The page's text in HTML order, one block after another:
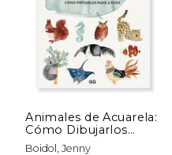
50%
dcto.
$ 88.46
$ 44.23
Animales de Acuarela:
Cómo Dibujarlos
Paso a Paso
Boidol, Jenny